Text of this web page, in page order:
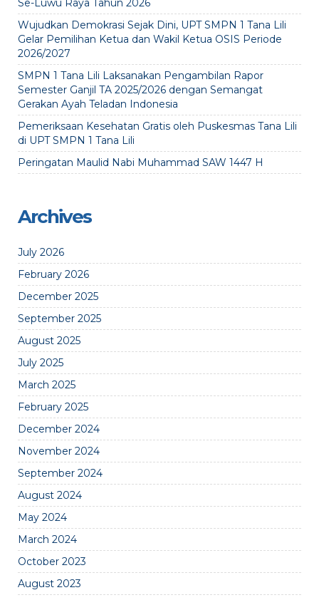
Se-Luwu Raya Tahun 2026
Wujudkan Demokrasi Sejak Dini, UPT SMPN 1 Tana Lili
Gelar Pemilihan Ketua dan Wakil Ketua OSIS Periode
2026/2027
SMPN 1 Tana Lili Laksanakan Pengambilan Rapor
Semester Ganjil TA 2025/2026 dengan Semangat
Gerakan Ayah Teladan Indonesia
Pemeriksaan Kesehatan Gratis oleh Puskesmas Tana Lili
di UPT SMPN 1 Tana Lili
Peringatan Maulid Nabi Muhammad SAW 1447 H
Archives
July 2026
February 2026
December 2025
September 2025
August 2025
July 2025
March 2025
February 2025
December 2024
November 2024
September 2024
August 2024
May 2024
March 2024
October 2023
August 2023